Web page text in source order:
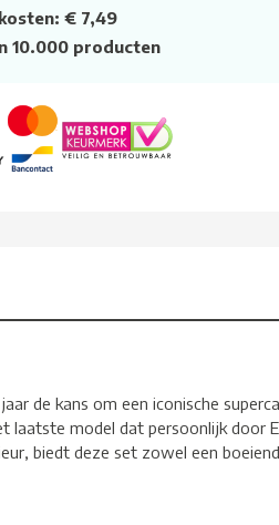
€ 7,49
10.000 producten
de kans om een iconische
laatste model dat persoonlijk door
biedt deze set zowel een